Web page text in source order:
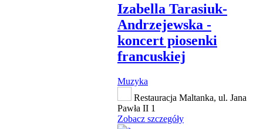
Izabella Tarasiuk-
Andrzejewska -
koncert piosenki
francuskiej
Muzyka
Restauracja Maltanka, ul. Jana
Pawła II 1
Zobacz szczegóły